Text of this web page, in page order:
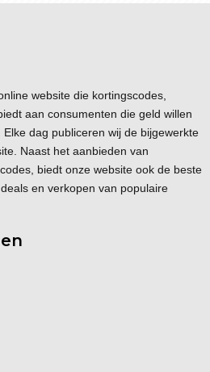
website die kortingscodes,
aan consumenten die geld willen
dag publiceren wij de bijgewerkte
Naast het aanbieden van
biedt onze website ook de beste
en verkopen van populaire